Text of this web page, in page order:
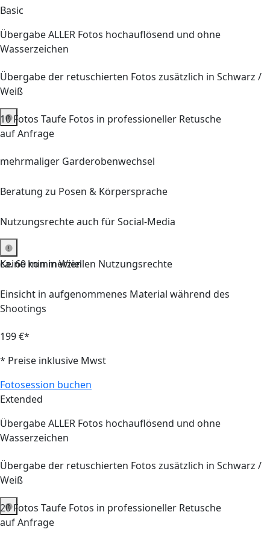
Basic
Übergabe ALLER Fotos hochauflösend und ohne
Wasserzeichen
Übergabe der retuschierten Fotos zusätzlich in Schwarz /
Weiß
auf Anfrage
10Fotos Taufe Fotos in professioneller Retusche
mehrmaliger Garderobenwechsel
Beratung zu Posen & Körpersprache
Nutzungsrechte auch für Social-Media
Keine kommerziellen Nutzungsrechte
ca. 60 min in Wien
Einsicht in aufgenommenes Material während des
Shootings
199 €*
* Preise inklusive Mwst
Fotosession buchen
Extended
Übergabe ALLER Fotos hochauflösend und ohne
Wasserzeichen
Übergabe der retuschierten Fotos zusätzlich in Schwarz /
Weiß
auf Anfrage
20Fotos Taufe Fotos in professioneller Retusche